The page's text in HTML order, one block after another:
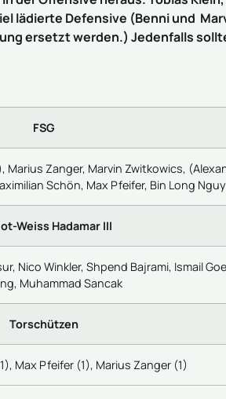
lädierte Defensive (Benni und
ersetzt werden.) Jedenfalls
FSG
Zanger, Marvin Zwitkowics,
Schön, Max Pfeifer, Bin Long
Weiss Hadamar III
Nico Winkler, Shpend Bajrami, Ismail
Muhammad Sancak
Torschützen
Max Pfeifer (1), Marius Zanger (1)